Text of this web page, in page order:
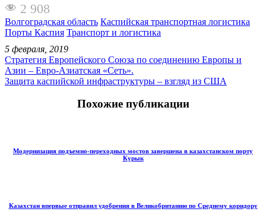
2 908
Волгоградская область Каспийская транспортная логистика
Порты Каспия Транспорт и логистика
5 февраля, 2019
Стратегия Европейского Союза по соединению Европы и
Азии – Евро-Азиатская «Сеть».
Защита каспийской инфраструктуры – взгляд из США
Похожие публикации
Модернизация подъемно-переходных мостов завершена в казахстанском порту
Курык
Казахстан впервые отправил удобрения в Великобританию по Среднему коридору